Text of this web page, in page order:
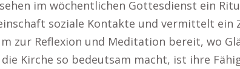
im wöchentlichen Gottesdienst ein
soziale Kontakte und vermittelt
zur Reflexion und Meditation bereit, wo
Kirche so bedeutsam macht, ist ihre